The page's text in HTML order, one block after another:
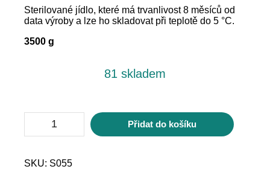
Sterilované jídlo, které má trvanlivost 8 měsíců od
data výroby a lze ho skladovat při teplotě do 5 °C.
3500 g
81 skladem
porcí)
Přidat do košíku
SKU: S055